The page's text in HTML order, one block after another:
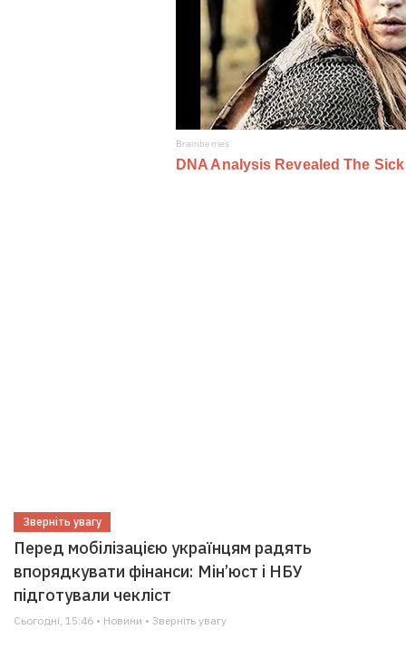
Зверніть увагу
Перед мобілізацією українцям радять
впорядкувати фінанси: Мін’юст і НБУ
підготували чекліст
Сьогодні, 15:46 • Новини • Зверніть увагу